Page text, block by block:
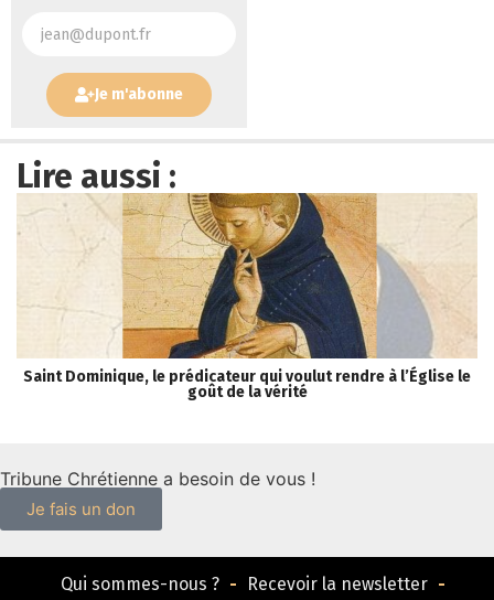
Je m'abonne
Lire aussi :
Saint Dominique, le prédicateur qui voulut rendre à l’Église le
goût de la vérité
Tribune Chrétienne a besoin de vous !
Je fais un don
Qui sommes-nous ? Recevoir la newsletter